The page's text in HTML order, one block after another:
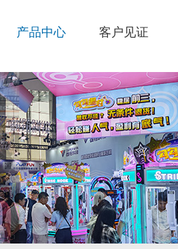
产品中心 客户见证